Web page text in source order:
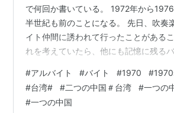
で何回か書いている。 1972年から
半世紀も前のことになる。 先日、吹奏
イト仲間に誘われて行ったことがある
れを考えていたら、他にも記憶に残る
夏休みと冬休みの期間だった。 夏休み
９月上旬まで、冬休みが12月下旬から1
だったと思う。 今はどうかわからない
#アルバイト #バイト #1970 #
#台湾# #二つの中国＃台湾 #一つの
#一つの中国